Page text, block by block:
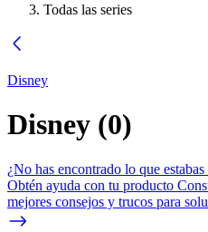
Todas las series
Disney
Disney (0)
¿No has encontrado lo que
Obtén ayuda con tu producto
mejores consejos y trucos para